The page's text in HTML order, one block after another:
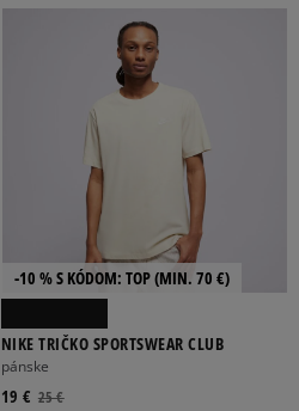
-10 % S KÓDOM: TOP (MIN. 70 €)
NIKE TRIČKO SPORTSWEAR CLUB
pánske
25 €
19 €